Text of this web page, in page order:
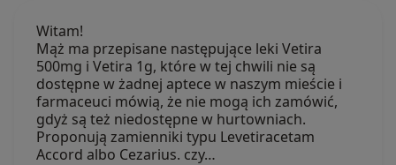
Witam!
Mąż ma przepisane następujące leki Vetira
500mg i Vetira 1g, które w tej chwili nie są
dostępne w żadnej aptece w naszym mieście i
farmaceuci mówią, że nie mogą ich zamówić,
gdyż są też niedostępne w hurtowniach.
Proponują zamienniki typu Levetiracetam
Accord albo Cezarius. czy…